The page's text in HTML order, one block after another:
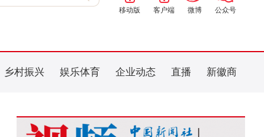
移动版 客户端 微博 公众号
乡村振兴 娱乐体育 企业动态 直播 新徽商